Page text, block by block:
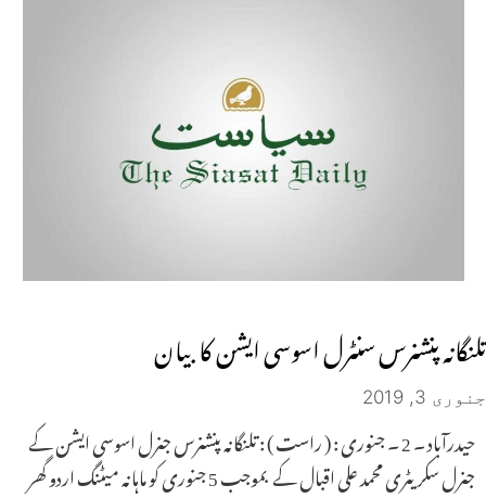
تلنگانہ پنشنرس سنٹرل اسوسی ایشن کا بیان
جنوری 3, 2019
حیدرآباد ۔ 2 ۔ جنوری : ( راست ) : تلنگانہ پنشنرس جنرل اسوسی ایشن کے
جنرل سکریٹری محمد علی اقبال کے بموجب 5 جنوری کو ماہانہ میٹنگ اردو گھر